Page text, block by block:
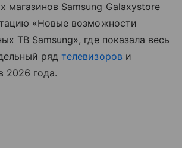
магазинов Samsung Galaxystore
«Новые возможности
ТВ Samsung», где показала весь
рядтелевизоров и
2026 года.